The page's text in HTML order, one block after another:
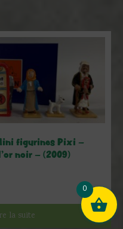
figurines Pixi –
noir – (2009)
la suite
0